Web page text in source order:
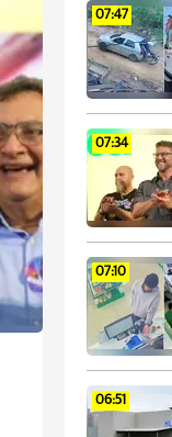
07:47
07:34
07:10
06:51